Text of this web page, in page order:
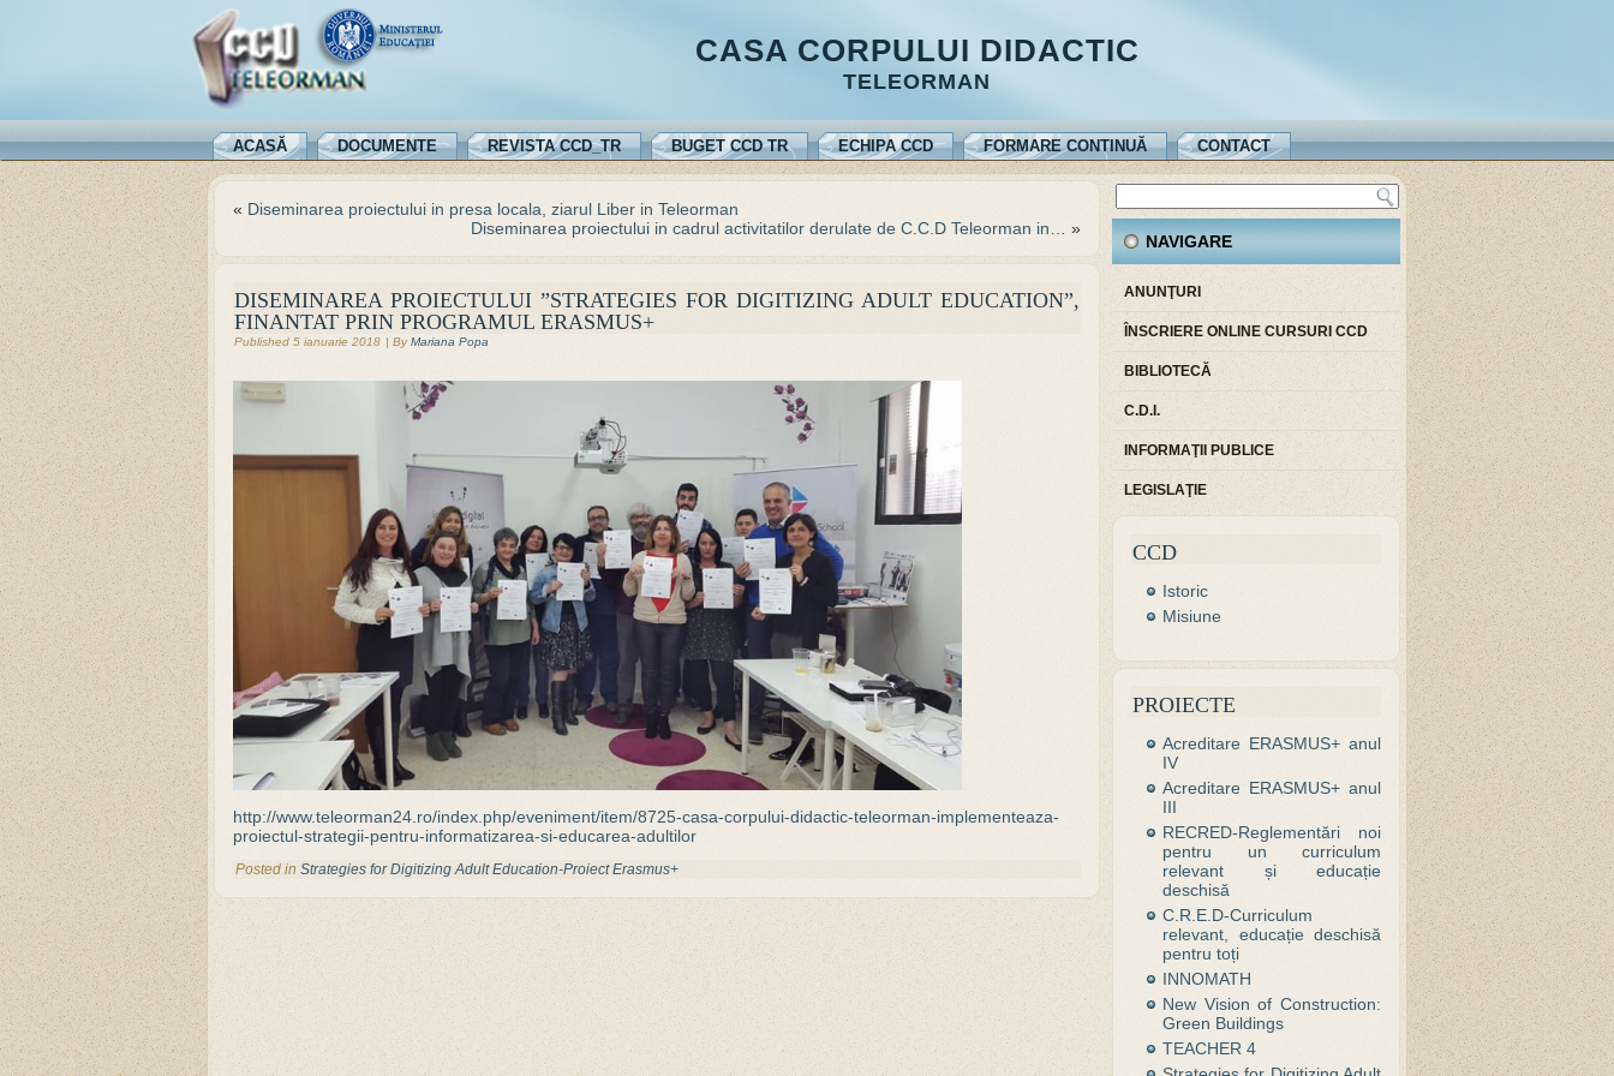
CASA CORPULUI DIDACTIC
TELEORMAN
ACASĂ DOCUMENTE REVISTA CCD_TR BUGET CCD TR ECHIPA CCD FORMARE CONTINUĂ CONTACT
« Diseminarea proiectului in presa locala, ziarul Liber in Teleorman
Diseminarea proiectului in cadrul activitatilor derulate de C.C.D Teleorman in…
»
DISEMINAREA PROIECTULUI ”STRATEGIES FOR DIGITIZING ADULT EDUCATION”,
FINANTAT PRIN PROGRAMUL ERASMUS+
Published 5 ianuarie 2018 | By Mariana Popa
http://www.teleorman24.ro/index.php/eveniment/item/8725-casa-corpului-didactic-teleorman-implementeaza-
proiectul-strategii-pentru-informatizarea-si-educarea-adultilor
Posted in Strategies for Digitizing Adult Education-Proiect Erasmus+
NAVIGARE
ANUNŢURI
ÎNSCRIERE ONLINE CURSURI CCD
BIBLIOTECĂ
C.D.I.
INFORMAŢII PUBLICE
LEGISLAŢIE
CCD
Istoric
Misiune
PROIECTE
Acreditare ERASMUS+ anul
IV
Acreditare ERASMUS+ anul
III
RECRED-Reglementări noi
pentru un curriculum
relevant și educație
deschisă
C.R.E.D-Curriculum
relevant, educație deschisă
pentru toți
INNOMATH
New Vision of Construction:
Green Buildings
TEACHER 4